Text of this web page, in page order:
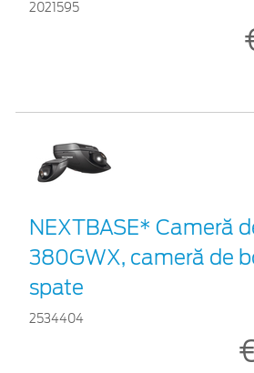
2021595
NEXTBASE* Cameră
380GWX, cameră de
spate
2534404